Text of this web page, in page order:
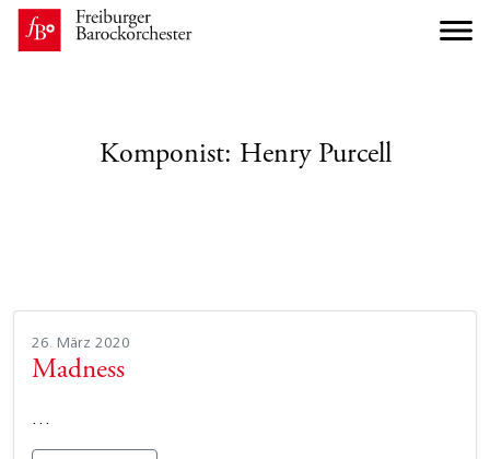
Komponist: Henry Purcell
26. März 2020
Madness
…